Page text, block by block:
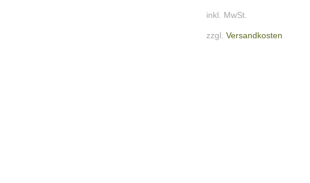
inkl. MwSt.
zzgl. Versandkosten